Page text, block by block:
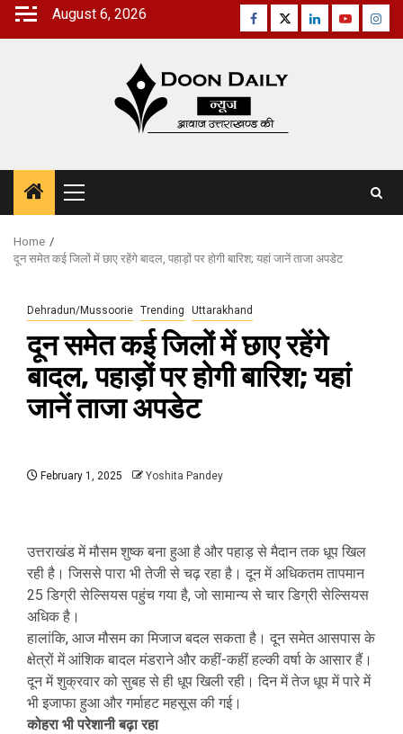
Skip
August 6, 2026 Facebook
TwitterLinkedinYoutube
Primary
Menu
Home
दून समेत कई ज‍िलों में छाए रहेंगे बादल, पहाड़ों पर होगी बार‍िश; यहां जानें ताजा अपडेट
Dehradun/Mussoorie Trending Uttarakhand
दून समेत कई ज‍िलों में छाए रहेंगे
बादल, पहाड़ों पर होगी बार‍िश; यहां
जानें ताजा अपडेट
February 1, 2025 Yoshita Pandey
उत्तराखंड में मौसम शुष्क बना हुआ है और पहाड़ से मैदान तक धूप खिल
रही है। जिससे पारा भी तेजी से चढ़ रहा है। दून में अधिकतम तापमान
25 डिग्री सेल्सियस पहुंच गया है, जो सामान्य से चार डिग्री सेल्सियस
अधिक है।
हालांकि, आज मौसम का मिजाज बदल सकता है। दून समेत आसपास के
क्षेत्रों में आंशिक बादल मंडराने और कहीं-कहीं हल्की वर्षा के आसार हैं।
दून में शुक्रवार को सुबह से ही धूप खिली रही। दिन में तेज धूप में पारे में
भी इजाफा हुआ और गर्माहट महसूस की गई।
कोहरा भी परेशानी बढ़ा रहा